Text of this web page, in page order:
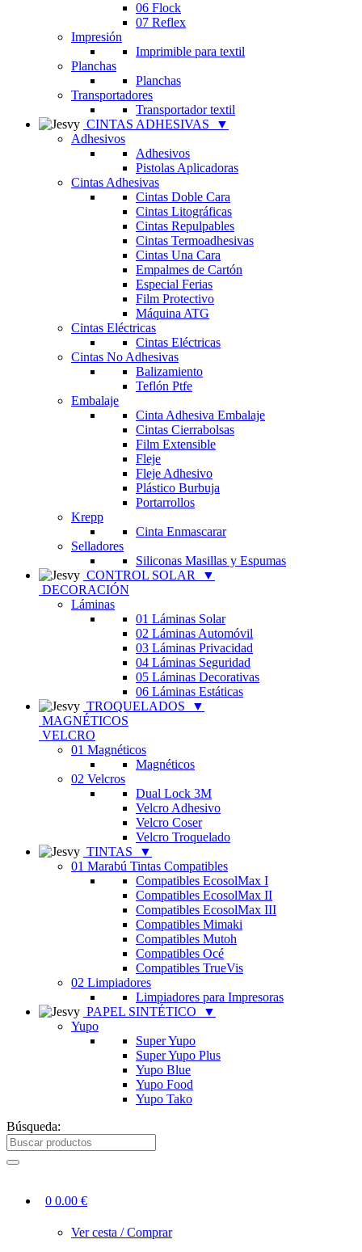
06 Flock
07 Reflex
Impresión
Imprimible para textil
Planchas
Planchas
Transportadores
Transportador textil
CINTAS ADHESIVAS
▼
Adhesivos
Adhesivos
Pistolas Aplicadoras
Cintas Adhesivas
Cintas Doble Cara
Cintas Litográficas
Cintas Repulpables
Cintas Termoadhesivas
Cintas Una Cara
Empalmes de Cartón
Especial Ferias
Film Protectivo
Máquina ATG
Cintas Eléctricas
Cintas Eléctricas
Cintas No Adhesivas
Balizamiento
Teflón Ptfe
Embalaje
Cinta Adhesiva Embalaje
Cintas Cierrabolsas
Film Extensible
Fleje
Fleje Adhesivo
Plástico Burbuja
Portarrollos
Krepp
Cinta Enmascarar
Selladores
Siliconas Masillas y Espumas
CONTROL SOLAR
▼
DECORACIÓN
Láminas
01 Láminas Solar
02 Láminas Automóvil
03 Láminas Privacidad
04 Láminas Seguridad
05 Láminas Decorativas
06 Láminas Estáticas
TROQUELADOS
▼
MAGNÉTICOS
VELCRO
01 Magnéticos
Magnéticos
02 Velcros
Dual Lock 3M
Velcro Adhesivo
Velcro Coser
Velcro Troquelado
TINTAS
▼
01 Marabú Tintas Compatibles
Compatibles EcosolMax I
Compatibles EcosolMax II
Compatibles EcosolMax III
Compatibles Mimaki
Compatibles Mutoh
Compatibles Océ
Compatibles TrueVis
02 Limpiadores
Limpiadores para Impresoras
PAPEL SINTÉTICO
▼
Yupo
Super Yupo
Super Yupo Plus
Yupo Blue
Yupo Food
Yupo Tako
Búsqueda:
0 0.00 €
Ver cesta / Comprar